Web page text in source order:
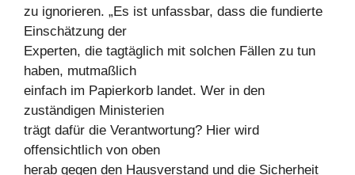
zu ignorieren. „Es ist unfassbar, dass die fundierte
Einschätzung der
Experten, die tagtäglich mit solchen Fällen zu tun
haben, mutmaßlich
einfach im Papierkorb landet. Wer in den
zuständigen Ministerien
trägt dafür die Verantwortung? Hier wird
offensichtlich von oben
herab gegen den Hausverstand und die Sicherheit